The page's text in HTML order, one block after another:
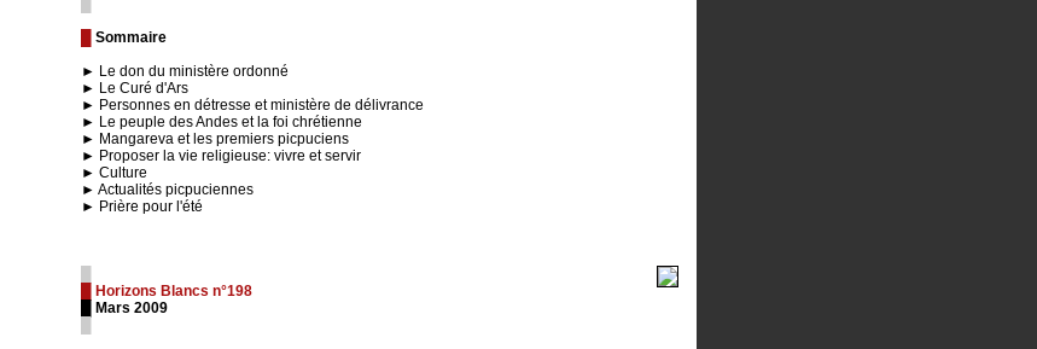
Sommaire
► Le don du ministère ordonné
► Le Curé d'Ars
► Personnes en détresse et ministère de délivrance
► Le peuple des Andes et la foi chrétienne
► Mangareva et les premiers picpuciens
► Proposer la vie religieuse: vivre et servir
► Culture
► Actualités picpuciennes
► Prière pour l'été
█ Horizons Blancs n°198
█ Mars 2009